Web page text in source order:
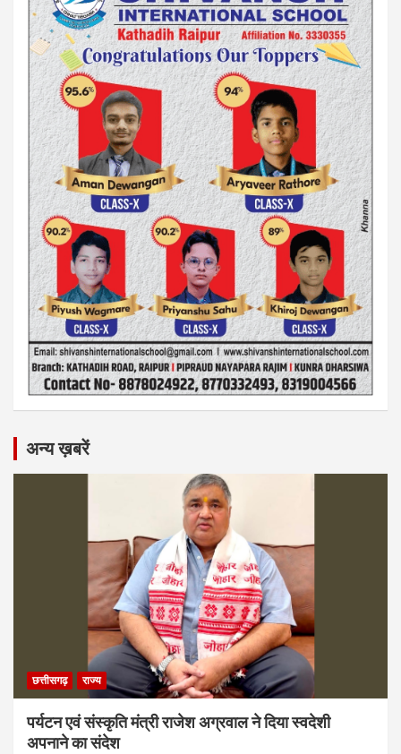
अन्य ख़बरें
छत्तीसगढ़ राज्य
पर्यटन एवं संस्कृति मंत्री राजेश अग्रवाल ने दिया स्वदेशी
अपनाने का संदेश